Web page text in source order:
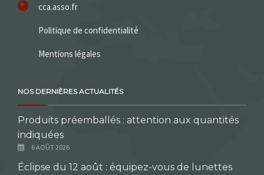
cca.asso.fr
Politique de confidentialité
Mentions légales
NOS DERNIÈRES ACTUALITÉS
Produits préemballés : attention aux quantités
indiquées
6 AOÛT 2026
Éclipse du 12 août : équipez-vous de lunettes